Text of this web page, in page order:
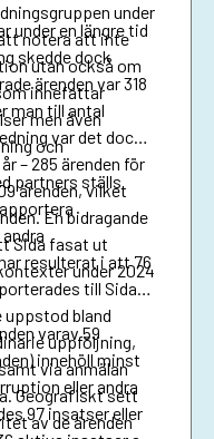
under
notera att inte
utan också om
innefattar
men även
och
under en längre tid
skedde dock
ärenden var 318
man till antal
var det dock
– 285 ärenden för
ärenden, vilket
En bidragande
Sida fasat ut
under 2024
partners ställs
resulterat i att 76
till Sida
bland
uppföljning,
via anmälan
Geografiskt sett
av de ärenden
varav 59
innehöll minst
eller andra
97 insatser eller